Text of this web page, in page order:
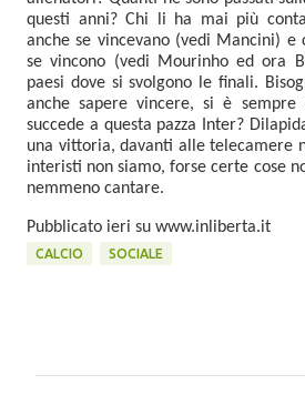
questi anni? Chi li ha mai più
anche se vincevano (vedi Mancini) e
se vincono (vedi Mourinho ed ora
paesi dove si svolgono le finali.
anche sapere vincere, si è
succede a questa pazza Inter?
una vittoria, davanti alle telecamere
interisti non siamo, forse certe cose
nemmeno cantare.
Pubblicato ieri su www.inliberta.it
CALCIO SOCIALE